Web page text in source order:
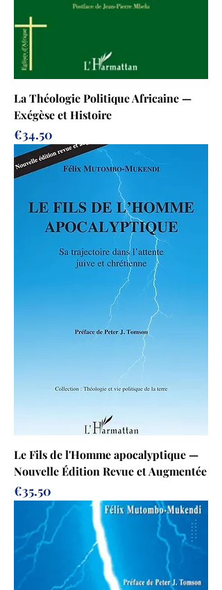
La Théologie Politique Africaine —
Exégèse et Histoire
Prix
€34.50
Le Fils de l'Homme apocalyptique —
Nouvelle Édition Revue et Augmentée
Prix
€35.50